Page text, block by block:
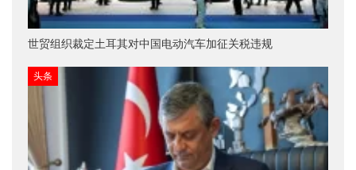
世贸组织裁定土耳其对中国电动汽车加征关税违规
头条